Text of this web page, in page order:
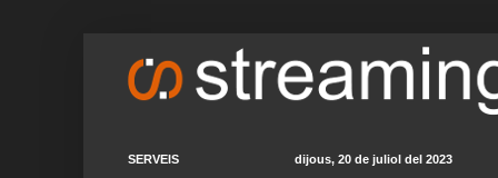
dijous, 20 de juliol del 2023
SERVEIS